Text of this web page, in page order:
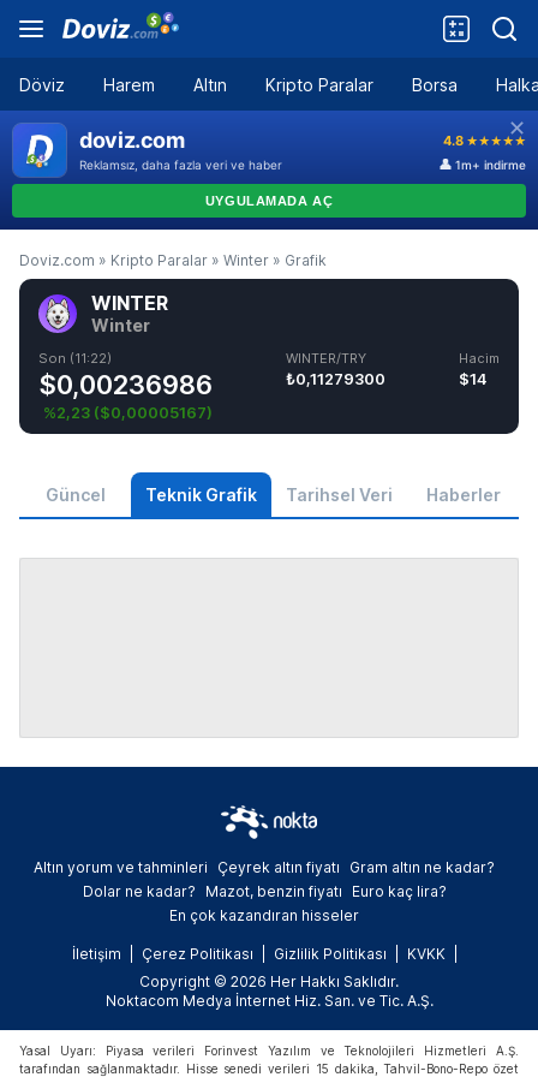
Döviz Harem Altın Kripto Paralar Borsa
Doviz.com » Kripto Paralar » Winter » Grafik
WINTER
Winter
Son (11:22)
$0,00236986
%2,23 ($0,00005167)
WINTER/TRY
₺0,11279300
Hacim
$14
Güncel Teknik Grafik Tarihsel Veri Haberler
Altın yorum ve tahminleri Çeyrek altın fiyatı
Gram altın ne kadar?
Dolar ne kadar?
Mazot, benzin fiyatı
Euro kaç lira?
En çok kazandıran hisseler
İletişim Çerez Politikası Gizlilik Politikası
KVKK
Copyright © 2026 Her Hakkı Saklıdır.
Noktacom Medya İnternet Hiz. San. ve Tic. A.Ş.
Yasal Uyarı: Piyasa verileri Forinvest Yazılım ve Teknolojileri Hizmetleri A.Ş.
tarafından sağlanmaktadır. Hisse senedi verileri 15 dakika, Tahvil-Bono-Repo özet